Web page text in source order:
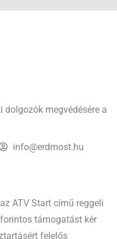
megvédésére a
info@erdmost.hu
ATV Start című reggeli
támogatást kér
felelős